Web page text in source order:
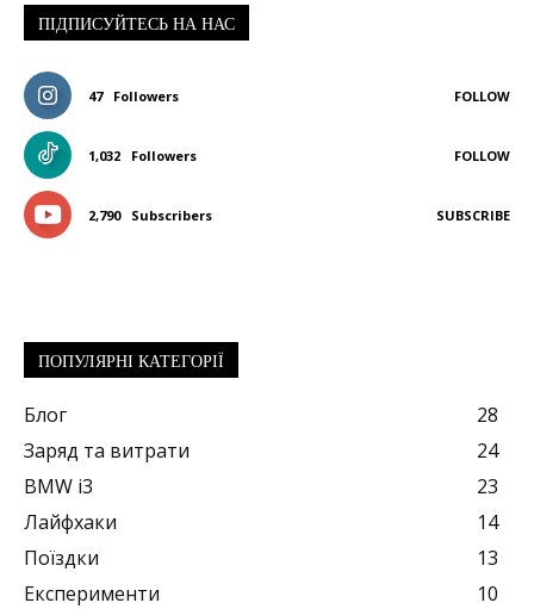
ПІДПИСУЙТЕСЬ НА НАС
47 Followers FOLLOW
1,032 Followers FOLLOW
2,790 Subscribers SUBSCRIBE
ПОПУЛЯРНІ КАТЕГОРІЇ
Блог
28
Заряд та витрати
24
BMW i3
23
Лайфхаки
14
Поїздки
13
Експерименти
10